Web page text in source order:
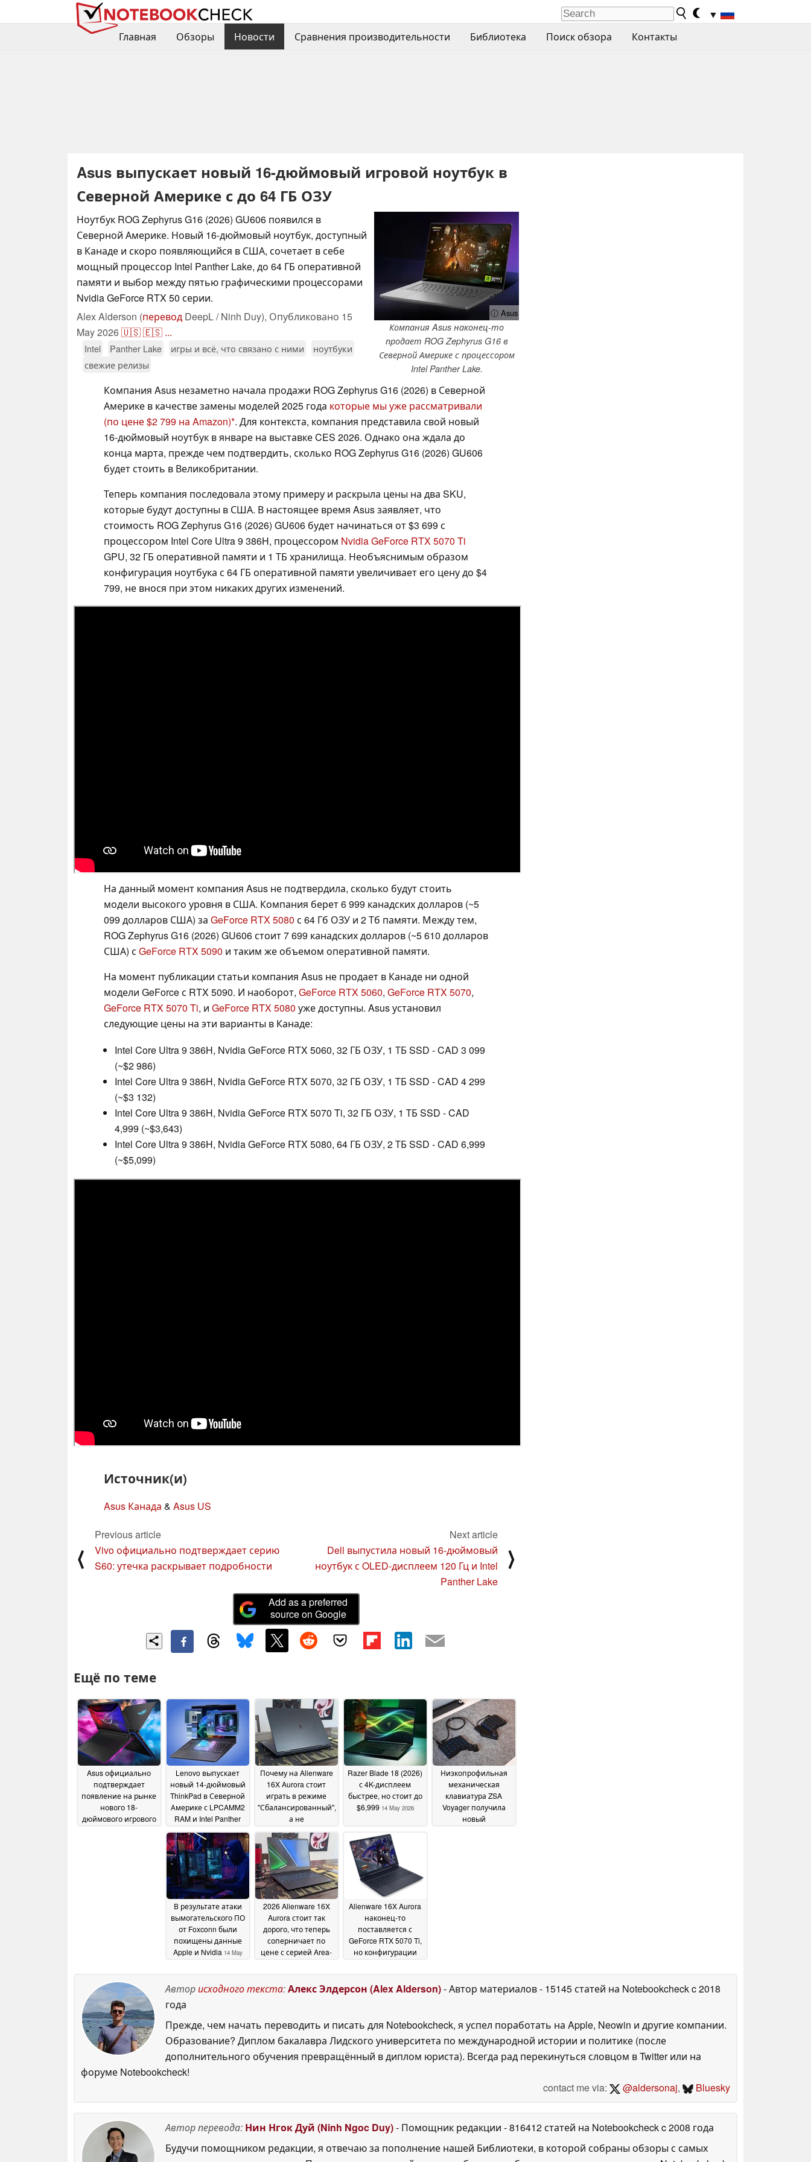
▼
Главная
Обзоры Новости Сравнения производительности Библиотека Поиск обзора Контакты
Asus выпускает новый 16-дюймовый игровой ноутбук в
Северной Америке с до 64 ГБ ОЗУ
ⓘ Asus
Компания Asus наконец-то
продает ROG Zephyrus G16 в
Северной Америке с процессором
Intel Panther Lake.
Ноутбук ROG Zephyrus G16 (2026) GU606 появился в
Северной Америке. Новый 16-дюймовый ноутбук, доступный
в Канаде и скоро появляющийся в США, сочетает в себе
мощный процессор Intel Panther Lake, до 64 ГБ оперативной
памяти и выбор между пятью графическими процессорами
Nvidia GeForce RTX 50 серии.
Alex Alderson (перевод DeepL / Ninh Duy), Опубликовано 15
May 2026🇺🇸🇪🇸 ...
Intel Panther Lake игры и всё, что связано с ними
ноутбуки
свежие релизы
Компания Asus незаметно начала продажи ROG Zephyrus G16 (2026) в Северной
Америке в качестве замены моделей 2025 года которые мы уже рассматривали
(по цене $2 799 на Amazon) . Для контекста, компания представила свой новый
16-дюймовый ноутбук в январе на выставке CES 2026. Однако она ждала до
конца марта, прежде чем подтвердить, сколько ROG Zephyrus G16 (2026) GU606
будет стоить в Великобритании.
Теперь компания последовала этому примеру и раскрыла цены на два SKU,
которые будут доступны в США. В настоящее время Asus заявляет, что
стоимость ROG Zephyrus G16 (2026) GU606 будет начинаться от $3 699 с
процессором Intel Core Ultra 9 386H, процессором Nvidia GeForce RTX 5070 Ti
GPU, 32 ГБ оперативной памяти и 1 ТБ хранилища. Необъяснимым образом
конфигурация ноутбука с 64 ГБ оперативной памяти увеличивает его цену до $4
799, не внося при этом никаких других изменений.
На данный момент компания Asus не подтвердила, сколько будут стоить
модели высокого уровня в США. Компания берет 6 999 канадских долларов (~5
099 долларов США) за GeForce RTX 5080 с 64 Гб ОЗУ и 2 Тб памяти. Между тем,
ROG Zephyrus G16 (2026) GU606 стоит 7 699 канадских долларов (~5 610 долларов
США) с GeForce RTX 5090 и таким же объемом оперативной памяти.
На момент публикации статьи компания Asus не продает в Канаде ни одной
модели GeForce с RTX 5090. И наоборот, GeForce RTX 5060, GeForce RTX 5070,
GeForce RTX 5070 Ti, и GeForce RTX 5080 уже доступны. Asus установил
следующие цены на эти варианты в Канаде:
Intel Core Ultra 9 386H, Nvidia GeForce RTX 5060, 32 ГБ ОЗУ, 1 ТБ SSD - CAD 3 099
(~$2 986)
Intel Core Ultra 9 386H, Nvidia GeForce RTX 5070, 32 ГБ ОЗУ, 1 ТБ SSD - CAD 4 299
(~$3 132)
Intel Core Ultra 9 386H, Nvidia GeForce RTX 5070 Ti, 32 ГБ ОЗУ, 1 ТБ SSD - CAD
4,999 (~$3,643)
Intel Core Ultra 9 386H, Nvidia GeForce RTX 5080, 64 ГБ ОЗУ, 2 ТБ SSD - CAD 6,999
(~$5,099)
Источник(и)
Asus Канада & Asus US
⟨
Previous article
Vivo официально подтверждает серию
S60: утечка раскрывает подробности
Next article
Dell выпустила новый 16-дюймовый
ноутбук с OLED-дисплеем 120 Гц и Intel
Panther Lake
⟩
Add as a preferred
source on Google
Ещё по теме
Asus официально
подтверждает
появление на рынке
нового 18-
дюймового игрового
Lenovo выпускает
новый 14-дюймовый
ThinkPad в Северной
Америке с LPCAMM2
RAM и Intel Panther
Lake15 May 2026
Почему на Alienware
16X Aurora стоит
играть в режиме
"Сбалансированный",
а не
"Производительность"
15 May 2026
Razer Blade 18 (2026)
с 4K-дисплеем
быстрее, но стоит до
$6,999 14 May 2026
Низкопрофильная
механическая
клавиатура ZSA
Voyager получила
новый
В результате атаки
вымогательского ПО
от Foxconn были
похищены данные
Apple и Nvidia 14 May
2026 Alienware 16X
Aurora стоит так
дорого, что теперь
соперничает по
цене с серией Area-
Alienware 16X Aurora
наконец-то
поставляется с
GeForce RTX 5070 Ti,
но конфигурации
2026
Авторисходного текста:Алекс Элдерсон (Alex Alderson)- Автор материалов- 15145 статей на Notebookcheckc 2018
года
Прежде, чем начать переводить и писать для Notebookcheck, я успел поработать на Apple, Neowin и другие компании.
Образование? Диплом бакалавра Лидского университета по международной истории и политике (после
дополнительного обучения превращённый в диплом юриста). Всегда рад перекинуться словцом в Twitter или на
форуме Notebookcheck!
contact me via:
@aldersonaj, Bluesky
Автор перевода: Нин Нгок Дуй (Ninh Ngoc Duy)- Помощник редакции - 816412 статей на Notebookcheckc 2008 года
Будучи помощником редакции, я отвечаю за пополнение нашей Библиотеки, в которой собраны обзоры с самых